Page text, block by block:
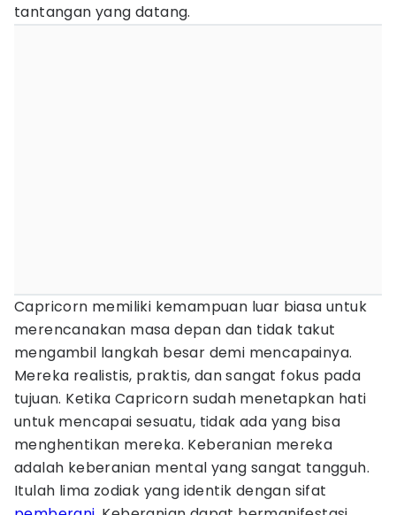
tantangan yang datang.
Capricorn memiliki kemampuan luar biasa untuk
merencanakan masa depan dan tidak takut
mengambil langkah besar demi mencapainya.
Mereka realistis, praktis, dan sangat fokus pada
tujuan. Ketika Capricorn sudah menetapkan hati
untuk mencapai sesuatu, tidak ada yang bisa
menghentikan mereka. Keberanian mereka
adalah keberanian mental yang sangat tangguh.
Itulah lima zodiak yang identik dengan sifat